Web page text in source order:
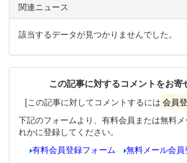
関連ニュース
該当するデータが見つかりませんでした。
この記事に対するコメントをお寄
[この記事に対してコメントするには 会員
下記のフォームより、有料会員または無料
れかに登録してください。
有料会員登録フォーム
無料メール会